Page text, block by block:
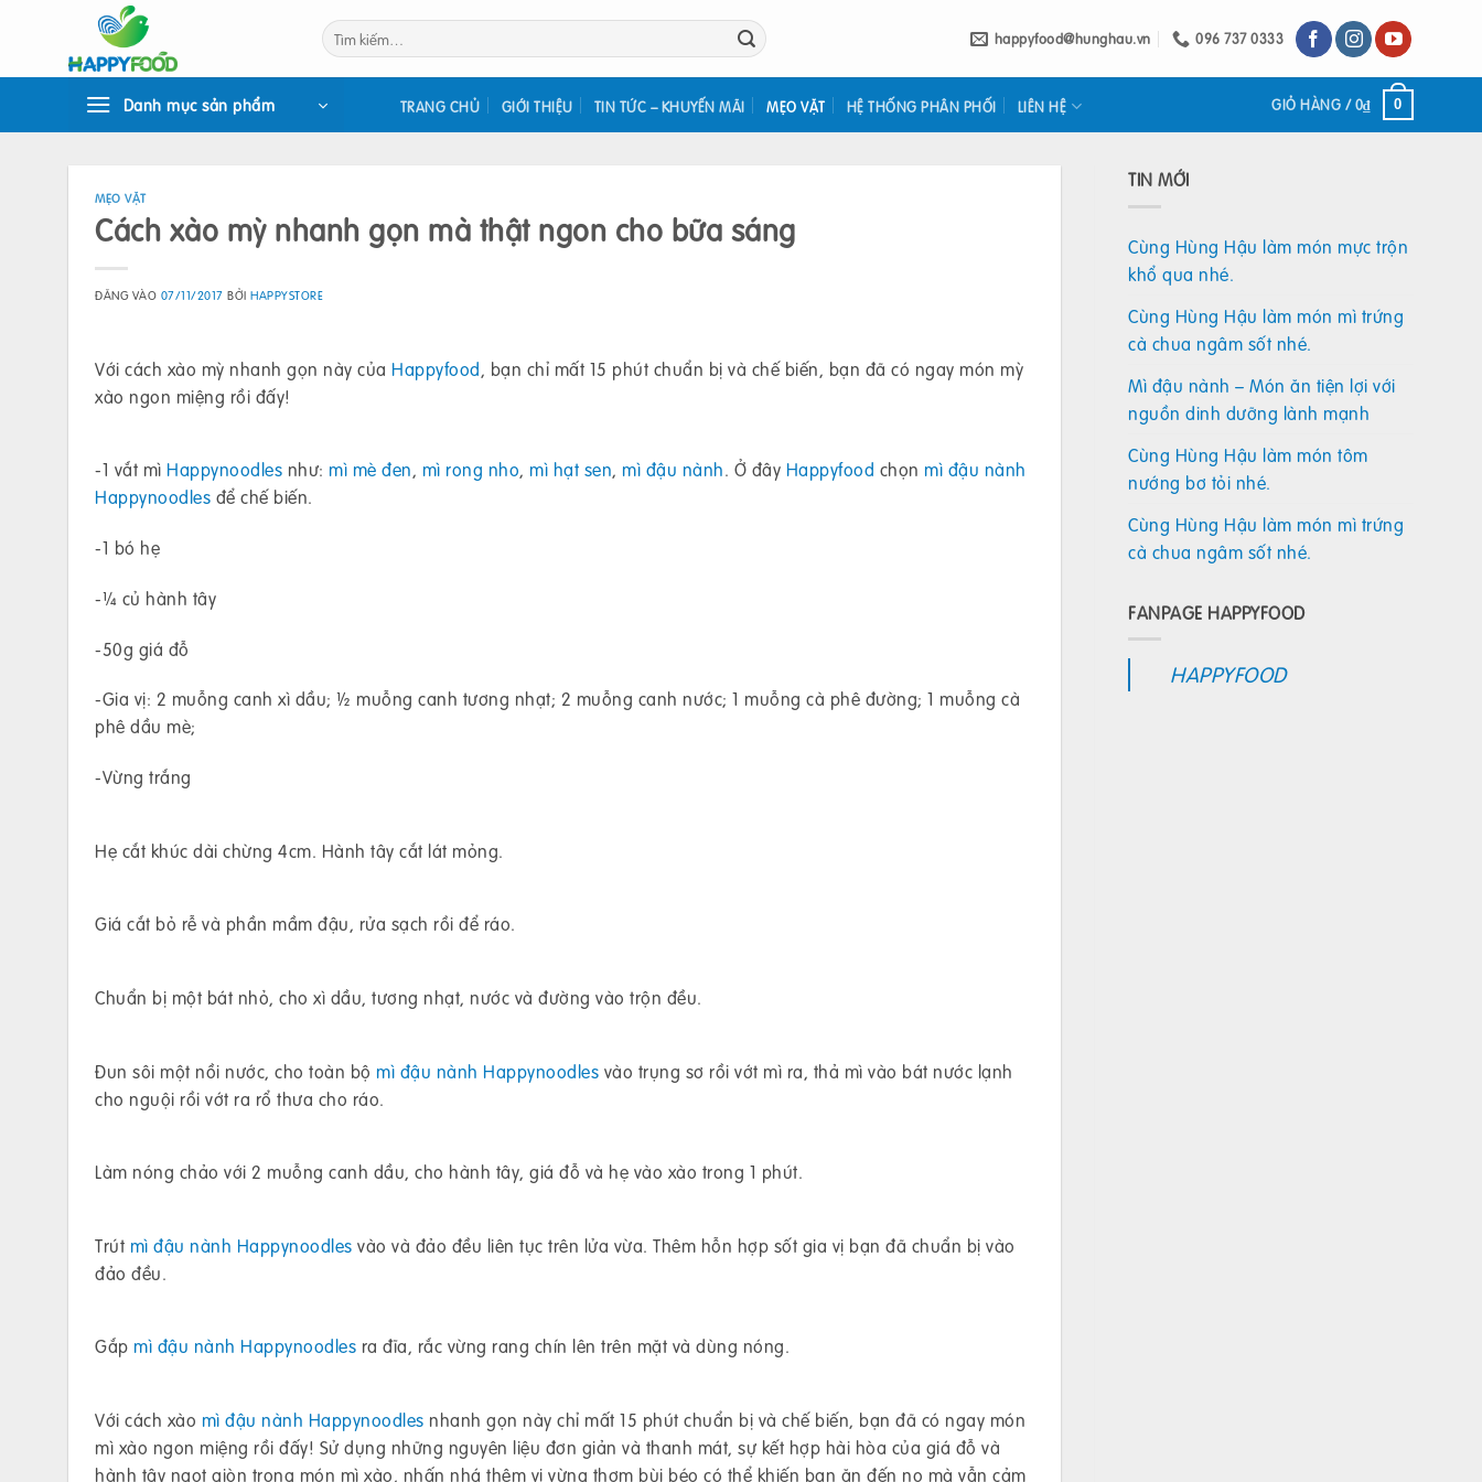
Tìm
kiếm:
happyfood@hunghau.vn 096 737 0333
Danh mục sản phẩm TRANG CHỦ GIỚI THIỆU TIN TỨC – KHUYẾN MÃI MẸO VẶT HỆ THỐNG PHÂN PHỐI LIÊN HỆ GIỎ HÀNG /0₫ 0
MẸO VẶT
Cách xào mỳ nhanh gọn mà thật ngon cho bữa sáng
ĐĂNG VÀO 07/11/2017 BỞIHAPPYSTORE
Với cách xào mỳ nhanh gọn này của Happyfood, bạn chỉ mất 15 phút chuẩn bị và chế biến, bạn đã có ngay món mỳ
xào ngon miệng rồi đấy!
-1 vắt mì Happynoodles như: mì mè đen, mì rong nho, mì hạt sen, mì đậu nành. Ở đây Happyfood chọn mì đậu nành
Happynoodles để chế biến.
-1 bó hẹ
-¼ củ hành tây
-50g giá đỗ
-Gia vị: 2 muỗng canh xì dầu; ½ muỗng canh tương nhạt; 2 muỗng canh nước; 1 muỗng cà phê đường; 1 muỗng cà
phê dầu mè;
-Vừng trắng
Hẹ cắt khúc dài chừng 4cm. Hành tây cắt lát mỏng.
Giá cắt bỏ rễ và phần mầm đậu, rửa sạch rồi để ráo.
Chuẩn bị một bát nhỏ, cho xì dầu, tương nhạt, nước và đường vào trộn đều.
Đun sôi một nồi nước, cho toàn bộ mì đậu nành Happynoodles vào trụng sơ rồi vớt mì ra, thả mì vào bát nước lạnh
cho nguội rồi vớt ra rổ thưa cho ráo.
Làm nóng chảo với 2 muỗng canh dầu, cho hành tây, giá đỗ và hẹ vào xào trong 1 phút.
Trút mì đậu nành Happynoodles vào và đảo đều liên tục trên lửa vừa. Thêm hỗn hợp sốt gia vị bạn đã chuẩn bị vào
đảo đều.
Gắp mì đậu nành Happynoodles ra đĩa, rắc vừng rang chín lên trên mặt và dùng nóng.
Với cách xào mì đậu nành Happynoodles nhanh gọn này chỉ mất 15 phút chuẩn bị và chế biến, bạn đã có ngay món
mì xào ngon miệng rồi đấy! Sử dụng những nguyên liệu đơn giản và thanh mát, sự kết hợp hài hòa của giá đỗ và
hành tây ngọt giòn trong món mì xào, nhấn nhá thêm vị vừng thơm bùi béo có thể khiến bạn ăn đến no mà vẫn cảm
TIN MỚI
Cùng Hùng Hậu làm món mực trộn
khổ qua nhé.
Cùng Hùng Hậu làm món mì trứng
cà chua ngâm sốt nhé.
Mì đậu nành – Món ăn tiện lợi với
nguồn dinh dưỡng lành mạnh
Cùng Hùng Hậu làm món tôm
nướng bơ tỏi nhé.
Cùng Hùng Hậu làm món mì trứng
cà chua ngâm sốt nhé.
FANPAGE HAPPYFOOD
HAPPYFOOD